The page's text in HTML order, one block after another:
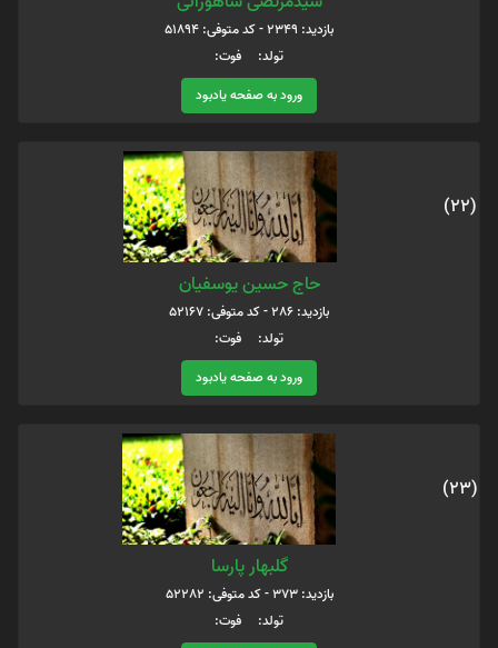
بازدید: 2349 - کد متوفی: 51894
تولد: فوت:
ورود به صفحه یادبود
(22)
حاج حسین یوسفیان
بازدید: 286 - کد متوفی: 52167
تولد: فوت:
ورود به صفحه یادبود
(23)
گلبهار پارسا
بازدید: 373 - کد متوفی: 52282
تولد: فوت: